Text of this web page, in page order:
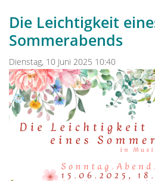
Die Leichtigkeit
Sommerabends
Dienstag, 10 Juni 2025 10:40